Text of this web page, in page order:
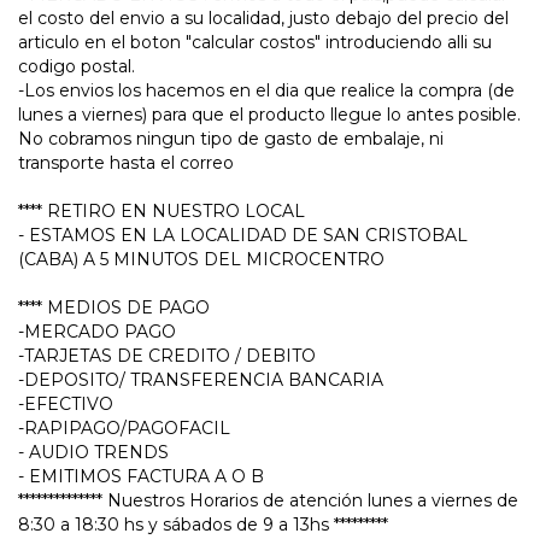
el costo del envio a su localidad, justo debajo del precio del
articulo en el boton "calcular costos" introduciendo alli su
codigo postal.
-Los envios los hacemos en el dia que realice la compra (de
lunes a viernes) para que el producto llegue lo antes posible.
No cobramos ningun tipo de gasto de embalaje, ni
transporte hasta el correo
**** RETIRO EN NUESTRO LOCAL
- ESTAMOS EN LA LOCALIDAD DE SAN CRISTOBAL
(CABA) A 5 MINUTOS DEL MICROCENTRO
**** MEDIOS DE PAGO
-MERCADO PAGO
-TARJETAS DE CREDITO / DEBITO
-DEPOSITO/ TRANSFERENCIA BANCARIA
-EFECTIVO
-RAPIPAGO/PAGOFACIL
- AUDIO TRENDS
- EMITIMOS FACTURA A O B
************** Nuestros Horarios de atención lunes a viernes de
8:30 a 18:30 hs y sábados de 9 a 13hs *********